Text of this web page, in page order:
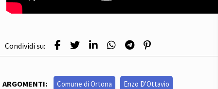
Condividi su:
ARGOMENTI: Comune di Ortona Enzo D'Ottavio